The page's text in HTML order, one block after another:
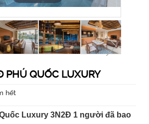
Tap to expand
PHÚ QUỐC LUXURY
hết
Luxury 3N2Đ 1 người đã bao